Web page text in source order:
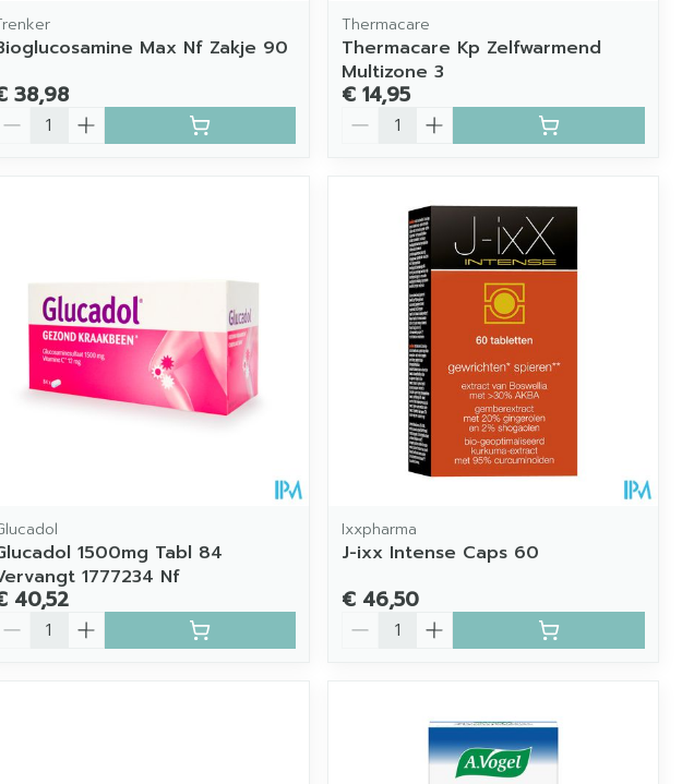
Max Nf Zakje 90
38,98
Aantal
Thermacare
Thermacare Kp Zelfwarmend
Multizone 3
€ 14,95
Aantal
1500mg Tabl 84
1777234 Nf
40,52
Aantal
Ixxpharma
J-ixx Intense Caps 60
€ 46,50
Aantal